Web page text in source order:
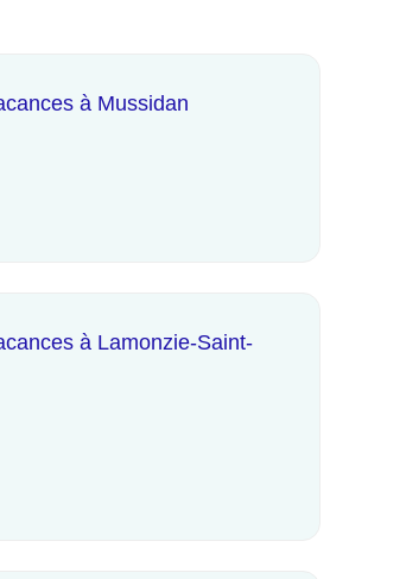
à Mussidan
à Lamonzie-Saint-